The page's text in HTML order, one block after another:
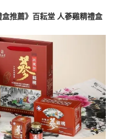
盒推薦》百耘堂 人蔘雞精禮盒